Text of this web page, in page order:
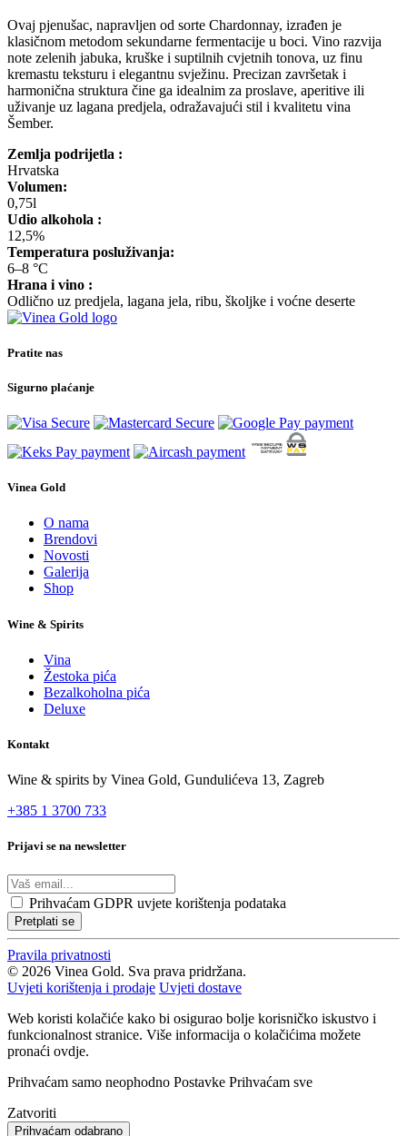
Ovaj pjenušac, napravljen od sorte Chardonnay, izrađen je
klasičnom metodom sekundarne fermentacije u boci. Vino razvija
note zelenih jabuka, kruške i suptilnih cvjetnih tonova, uz finu
kremastu teksturu i elegantnu svježinu. Precizan završetak i
harmonična struktura čine ga idealnim za proslave, aperitive ili
uživanje uz lagana predjela, odražavajući stil i kvalitetu vina
Šember.
Zemlja podrijetla :
Hrvatska
Volumen:
0,75l
Udio alkohola :
12,5%
Temperatura posluživanja:
6–8 °C
Hrana i vino :
Odlično uz predjela, lagana jela, ribu, školjke i voćne deserte
Pratite nas
Sigurno plaćanje
Vinea Gold
O nama
Brendovi
Novosti
Galerija
Shop
Wine & Spirits
Vina
Žestoka pića
Bezalkoholna pića
Deluxe
Kontakt
Wine & spirits by Vinea Gold, Gundulićeva 13, Zagreb
+385 1 3700 733
Prijavi se na newsletter
Prihvaćam GDPR uvjete korištenja podataka
Pretplati se
Pravila privatnosti
© 2026 Vinea Gold. Sva prava pridržana.
Uvjeti korištenja i prodaje Uvjeti dostave
Web koristi kolačiće kako bi osigurao bolje korisničko iskustvo i
funkcionalnost stranice. Više informacija o kolačićima možete
pronaći ovdje.
Prihvaćam samo neophodno Postavke Prihvaćam sve
Zatvoriti
Prihvaćam odabrano